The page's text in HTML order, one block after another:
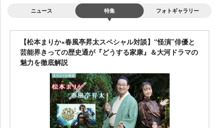
ニュース 特集 フォトギャラリー
【松本まりか×春風亭昇太スペシャル対談】“怪演”俳優と
芸能界きっての歴史通が『どうする家康』＆大河ドラマの
魅力を徹底解説